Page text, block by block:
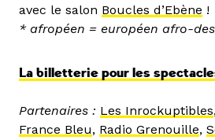
avec le salon Boucles d’Ebène !
* afropéen = européen afro-
La billetterie pour les
Partenaires : Les Inrockuptibles
France Bleu, Radio Grenouille,